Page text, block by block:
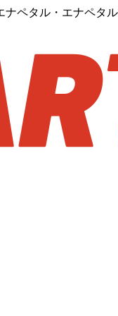
ペタル・エナペタ